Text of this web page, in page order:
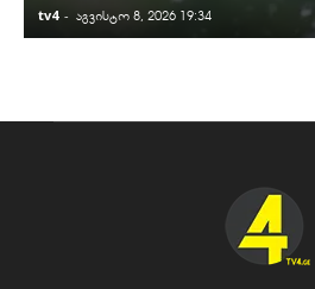
tv4 - აგვისტო 8, 2026 19:34